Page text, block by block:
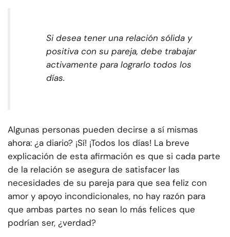
Si desea tener una relación sólida y
positiva con su pareja, debe trabajar
activamente para lograrlo todos los
días.
Algunas personas pueden decirse a sí mismas
ahora: ¿a diario? ¡Sí! ¡Todos los días! La breve
explicación de esta afirmación es que si cada parte
de la relación se asegura de satisfacer las
necesidades de su pareja para que sea feliz con
amor y apoyo incondicionales, no hay razón para
que ambas partes no sean lo más felices que
podrían ser, ¿verdad?